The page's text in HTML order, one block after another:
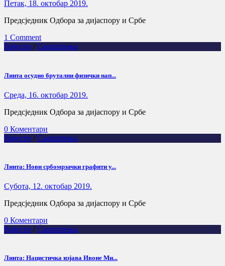
Петак, 18. октобар 2019.
Предсједник Одбора за дијаспору и Србе
1 Comment
Вијести / Саопштења
Линта осудио брутални физички нап...
Cреда, 16. октобар 2019.
Предсједник Одбора за дијаспору и Србе
0 Коментари
Вијести / Саопштења
Линта: Нови србомрзачки графити у...
Субота, 12. октобар 2019.
Предсједник Одбора за дијаспору и Србе
0 Коментари
Вијести / Саопштења
Линта: Нацистичка изјава Ивоне Ми...